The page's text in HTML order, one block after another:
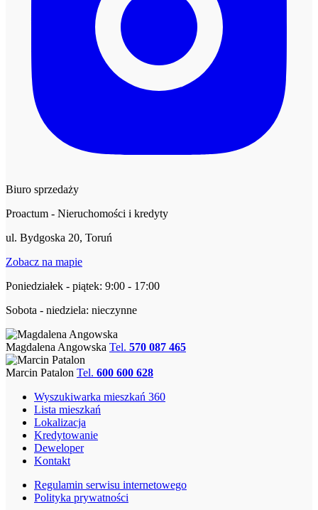
Biuro sprzedaży
Proactum - Nieruchomości i kredyty
ul. Bydgoska 20, Toruń
Zobacz na mapie
Poniedziałek - piątek: 9:00 - 17:00
Sobota - niedziela: nieczynne
Magdalena Angowska Tel. 570 087 465
Marcin Patalon Tel. 600 600 628
Wyszukiwarka mieszkań 360
Lista mieszkań
Lokalizacja
Kredytowanie
Deweloper
Kontakt
Regulamin serwisu internetowego
Polityka prywatności